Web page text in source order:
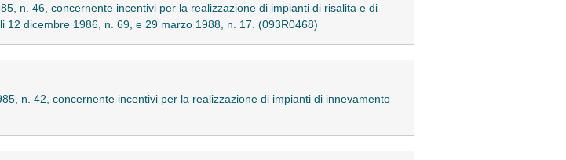
n. 46, concernente incentivi per la realizzazione di impianti di risalita e di
dicembre 1986, n. 69, e 29 marzo 1988, n. 17. (093R0468)
n. 42, concernente incentivi per la realizzazione di impianti di innevamento